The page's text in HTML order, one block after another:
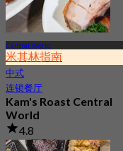
Central World
米其林指南
中式
连锁餐厅
Kam's Roast Central
World
4.8
1.2K 已预订